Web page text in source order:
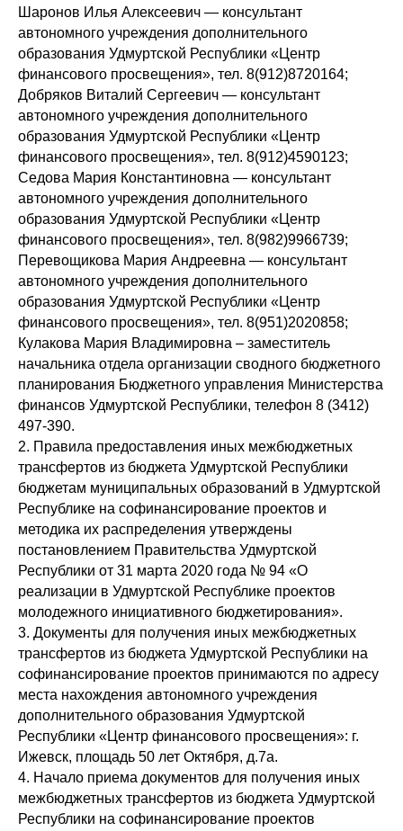
Шаронов Илья Алексеевич — консультант
автономного учреждения дополнительного
образования Удмуртской Республики «Центр
финансового просвещения», тел. 8(912)8720164;
Добряков Виталий Сергеевич — консультант
автономного учреждения дополнительного
образования Удмуртской Республики «Центр
финансового просвещения», тел. 8(912)4590123;
Седова Мария Константиновна — консультант
автономного учреждения дополнительного
образования Удмуртской Республики «Центр
финансового просвещения», тел. 8(982)9966739;
Перевощикова Мария Андреевна — консультант
автономного учреждения дополнительного
образования Удмуртской Республики «Центр
финансового просвещения», тел. 8(951)2020858;
Кулакова Мария Владимировна – заместитель
начальника отдела организации сводного бюджетного
планирования Бюджетного управления Министерства
финансов Удмуртской Республики, телефон 8 (3412)
497-390.
2. Правила предоставления иных межбюджетных
трансфертов из бюджета Удмуртской Республики
бюджетам муниципальных образований в Удмуртской
Республике на софинансирование проектов и
методика их распределения утверждены
постановлением Правительства Удмуртской
Республики от 31 марта 2020 года № 94 «О
реализации в Удмуртской Республике проектов
молодежного инициативного бюджетирования».
3. Документы для получения иных межбюджетных
трансфертов из бюджета Удмуртской Республики на
софинансирование проектов принимаются по адресу
места нахождения автономного учреждения
дополнительного образования Удмуртской
Республики «Центр финансового просвещения»: г.
Ижевск, площадь 50 лет Октября, д.7а.
4. Начало приема документов для получения иных
межбюджетных трансфертов из бюджета Удмуртской
Республики на софинансирование проектов